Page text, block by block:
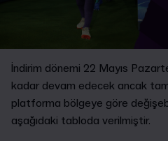
İndirim dönemi 22 Mayıs
kadar devam edecek ancak
platforma bölgeye göre
aşağıdaki tabloda verilmiştir.